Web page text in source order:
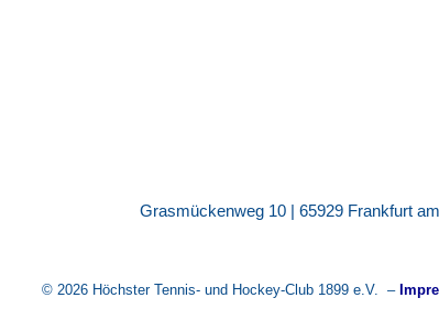
Grasmückenweg 10 | 65929 Frankfurt
© 2026 Höchster Tennis- und Hockey-Club 1899 e.V. –